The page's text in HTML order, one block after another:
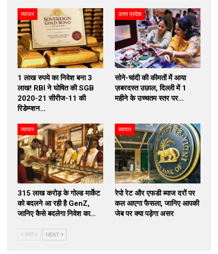
व्यापार
1 लाख रुपये का निवेश बना 3
लाख! RBI ने घोषित की SGB
2020-21 सीरीज-11 की
रिडेम्प्शन…
उत्तर प्रदेश
सोने-चांदी की कीमतों में आया
ज़बरदस्त उछाल, दिल्ली में 1
महीने के उच्चतम स्तर पर…
व्यापार
₹315 लाख करोड़ के गोल्ड मार्केट
को बदलने आ रही है GenZ,
जानिए कैसे बदलेगा निवेश का…
व्यापार
रेपो रेट और एफडी ब्याज दरों पर
कल आएगा फैसला, जानिए आपकी
जेब पर क्या पड़ेगा असर
PREV NEXT